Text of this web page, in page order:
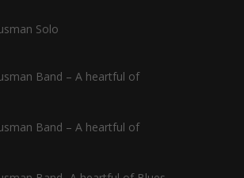
Solo
Band – A heartful of
Band – A heartful of